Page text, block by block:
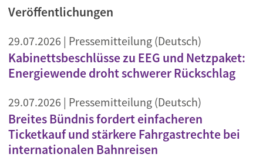
Veröffentlichungen
29.07.2026 | Pressemitteilung (Deutsch)
Kabinettsbeschlüsse zu EEG und Netzpaket:
Energiewende droht schwerer Rückschlag
29.07.2026 | Pressemitteilung (Deutsch)
Breites Bündnis fordert einfacheren
Ticketkauf und stärkere Fahrgastrechte bei
internationalen Bahnreisen